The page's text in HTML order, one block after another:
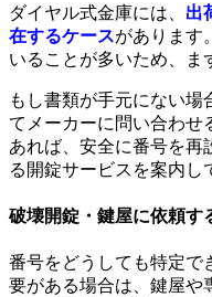
ダイヤル式金庫には、 出
在するケースがあります
いることが多いため、ま
もし書類が手元にない
てメーカーに問い合わせ
あれば、安全に番号を再
る開錠サービスを案内し
破壊開錠・鍵屋に依頼す
番号をどうしても特定で
要がある場合は、鍵屋や